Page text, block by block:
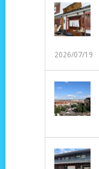
2026/07/19